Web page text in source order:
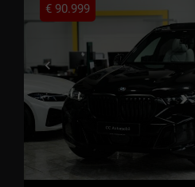
€ 90.999